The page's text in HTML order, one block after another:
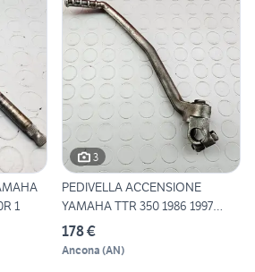
1
3
PEDIVELLA ACCENSIONE
YAMAHA TTR 350 1986 1997
TT35
178 €
Ancona (AN)